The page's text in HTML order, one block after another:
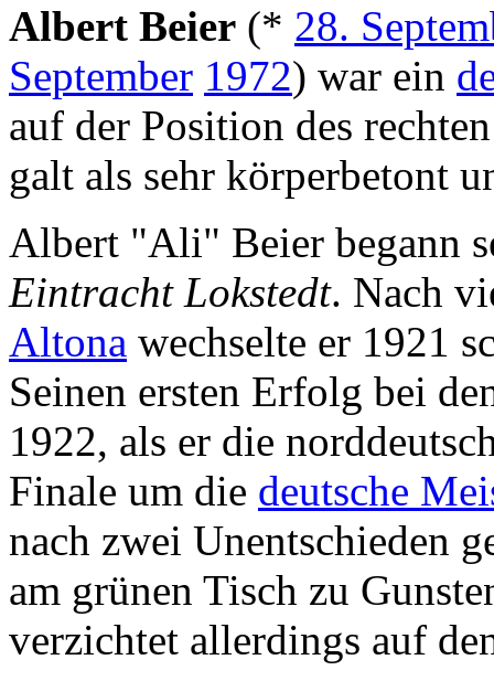
Albert Beier (* 28.
September 1972) war ein
auf der Position des
galt als sehr körperbetont
Albert "Ali" Beier begann
Eintracht Lokstedt. Nach
Altona wechselte er 1921
Seinen ersten Erfolg bei
1922, als er die
Finale um die deutsche
nach zwei Unentschieden
am grünen Tisch zu
verzichtet allerdings auf